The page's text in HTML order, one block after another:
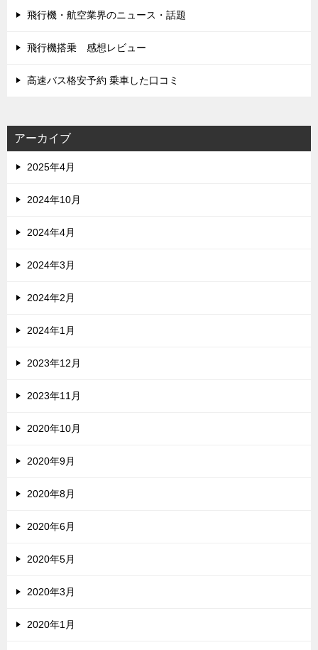
飛行機・航空業界のニュース・話題
飛行機搭乗 感想レビュー
高速バス格安予約 乗車した口コミ
アーカイブ
2025年4月
2024年10月
2024年4月
2024年3月
2024年2月
2024年1月
2023年12月
2023年11月
2020年10月
2020年9月
2020年8月
2020年6月
2020年5月
2020年3月
2020年1月